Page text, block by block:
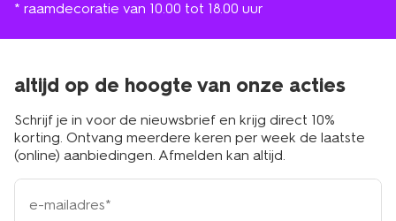
* raamdecoratie van 10.00 tot 18.00 uur
altijd op de hoogte van onze acties
Schrijf je in voor de nieuwsbrief en krijg direct 10%
korting. Ontvang meerdere keren per week de laatste
(online) aanbiedingen. Afmelden kan altijd.
e-
mailadres